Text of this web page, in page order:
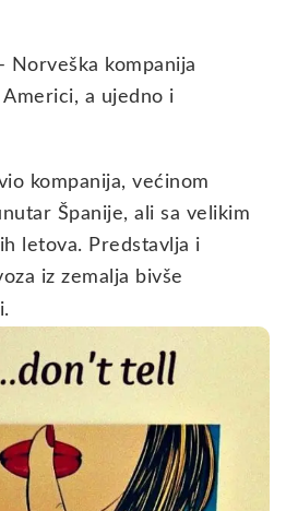
Norveška kompanija
a ujedno i
kompanija, većinom
Španije, ali sa velikim
letova. Predstavlja i
iz zemalja bivše